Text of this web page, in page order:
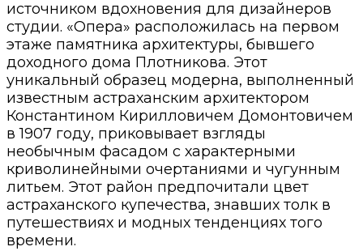
источником вдохновения для дизайнеров
студии. «Опера» расположилась на первом
этаже памятника архитектуры, бывшего
доходного дома Плотникова. Этот
уникальный образец модерна, выполненный
известным астраханским архитектором
Константином Кирилловичем Домонтовичем
в 1907 году, приковывает взгляды
необычным фасадом с характерными
криволинейными очертаниями и чугунным
литьем. Этот район предпочитали цвет
астраханского купечества, знавших толк в
путешествиях и модных тенденциях того
времени.